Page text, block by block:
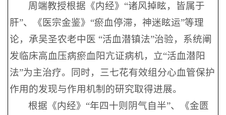
周端教授根据《内经》“诸风掉眩，皆属于
肝”、《医宗金鉴》“瘀血停滞，神迷眩运”等理
论，承吴圣农老中医 “活血潜镇法”治验，系统阐
发临床高血压病瘀血阳亢证病机，立“活血潜阳
法”为主治疗。同时，三七花有效组分心血管保护
作用的发现与作用机制的研究取得进展。
根据《内经》“年四十则阴气自半”、《金匮